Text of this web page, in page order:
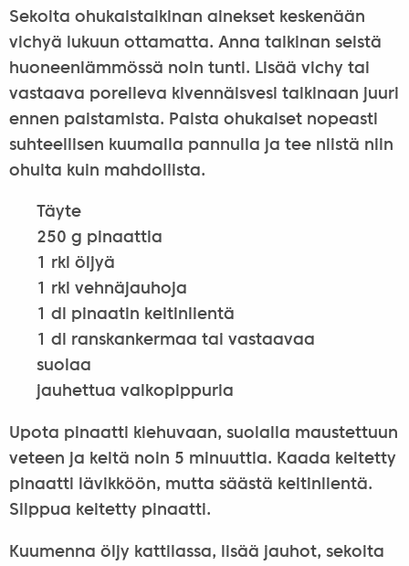
Sekoita ohukaistaikinan ainekset keskenään
vichyä lukuun ottamatta. Anna taikinan seistä
huoneenlämmössä noin tunti. Lisää vichy tai
vastaava poreileva kivennäisvesi taikinaan juuri
ennen paistamista. Paista ohukaiset nopeasti
suhteellisen kuumalla pannulla ja tee niistä niin
ohuita kuin mahdollista.
Täyte
250 g pinaattia
1 rkl öljyä
1 rkl vehnäjauhoja
1 dl pinaatin keitinlientä
1 dl ranskankermaa tai vastaavaa
suolaa
jauhettua valkopippuria
Upota pinaatti kiehuvaan, suolalla maustettuun
veteen ja keitä noin 5 minuuttia. Kaada keitetty
pinaatti lävikköön, mutta säästä keitinlientä.
Silppua keitetty pinaatti.
Kuumenna öljy kattilassa, lisää jauhot, sekoita